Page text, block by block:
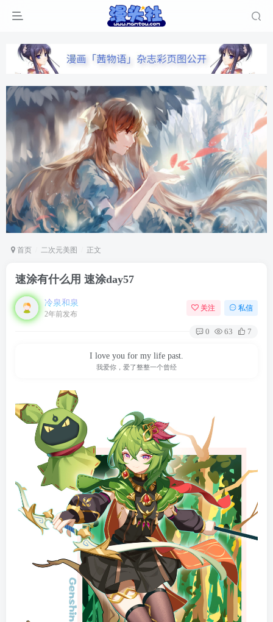
首页 二次元美图 正文
速涂有什么用 速涂day57
冷泉和泉
2年前发布
关注 私信
0 63 7
I love you for my life past.
我爱你，爱了整整一个曾经